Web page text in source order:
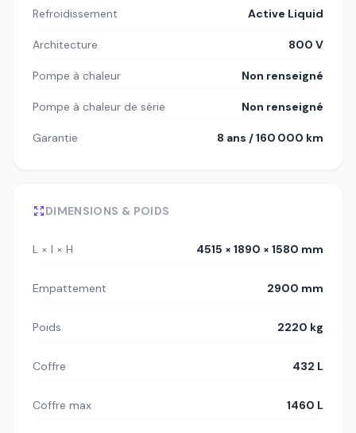
Refroidissement Active Liquid
Architecture 800 V
Pompe à chaleur Non renseigné
Pompe à chaleur de série Non renseigné
Garantie 8 ans / 160 000 km
DIMENSIONS & POIDS
L × l × H 4515 × 1890 × 1580 mm
Empattement 2900 mm
Poids 2220 kg
Coffre 432 L
Coffre max 1460 L